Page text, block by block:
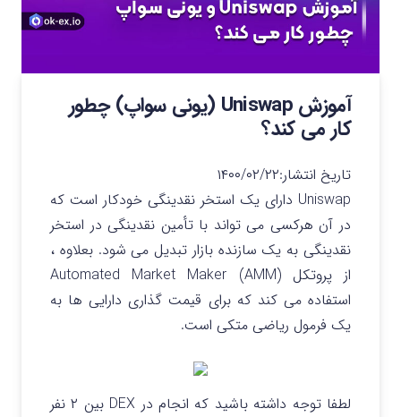
آموزش Uniswap (یونی سواپ) چطور
کار می کند؟
تاریخ انتشار:۱۴۰۰/۰۲/۲۲
Uniswap دارای یک استخر نقدینگی خودکار است که
در آن هرکسی می تواند با تأمین نقدینگی در استخر
نقدینگی به یک سازنده بازار تبدیل می شود. بعلاوه ،
از پروتکل Automated Market Maker (AMM)
استفاده می کند که برای قیمت گذاری دارایی ها به
یک فرمول ریاضی متکی است.
لطفا توجه داشته باشید که انجام در DEX بین ۲ نفر